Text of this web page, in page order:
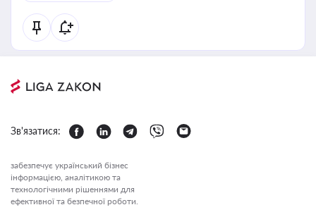
Зв'язатися:
забезпечує український бізнес
інформацією, аналітикою та
технологічними рішеннями для
ефективної та безпечної роботи.